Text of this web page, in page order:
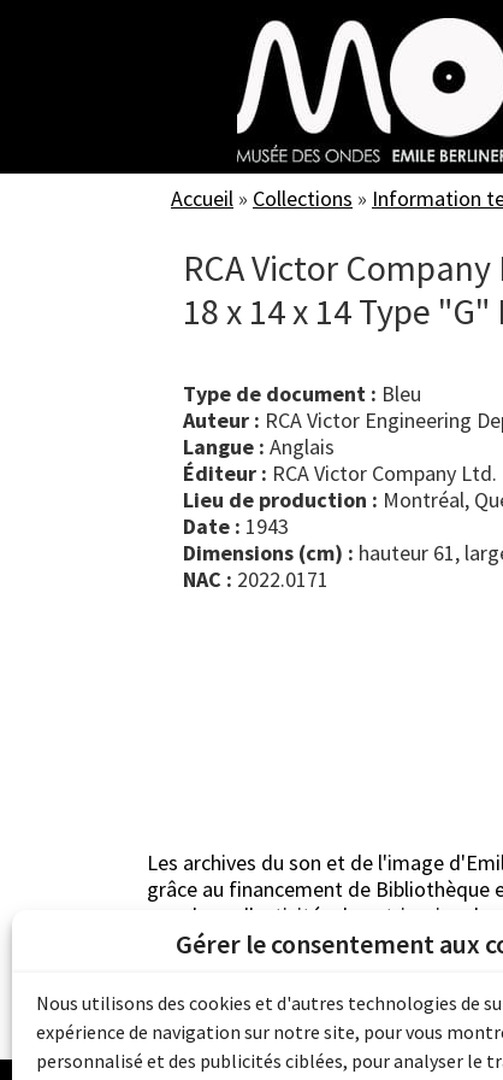
Gérer le consentement aux
Nous utilisons des cookies et d'autres technologies de
expérience de navigation sur notre site, pour vous
personnalisé et des publicités ciblées, pour analyser le
Accueil » Collections » Information
RCA Victor
18 x 14 x 14 Type
Type de document :
bleu
Auteur : RCA Victor Engineering
Langue : Anglais
Éditeur : RCA Victor Company Ltd.
Lieu de production : Montréal,
Date : 1943
Dimensions (cm) : hauteur 61,
NAC : 2022.0171
Les archives du son et de l'image
grâce au financement de Bibliothèque
pour les collectivités du patrimoine
d'aide aux musées (Accès numérique